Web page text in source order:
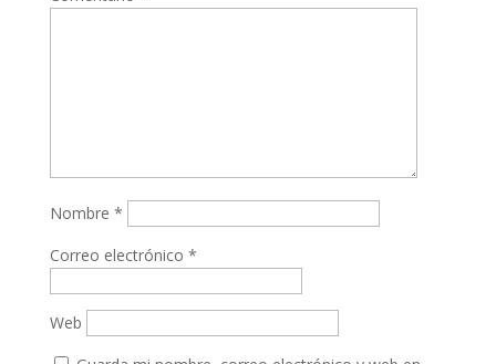
Nombre *
Correo electrónico *
Web